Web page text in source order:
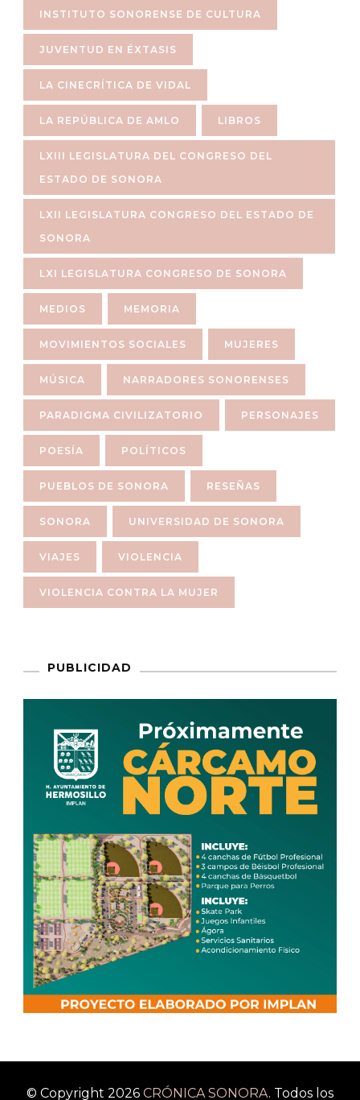
INSTITUTO SONORENSE DE CULTURA
JUVENTUD EN ÉXTASIS
LA CINECRÍTICA DE VIDAL
LA REPÚBLICA DE AMLO LIBROS
LXIII LEGISLATURA DEL CONGRESO DEL
ESTADO DE SONORA
LXII LEGISLATURA CONGRESO DEL ESTADO DE
SONORA
LXI LEGISLATURA CONGRESO DE SONORA
MEDIOS MEMORIA
MOVIMIENTOS SOCIALES MUJERES
MÚSICA NARRADORES SONORENSES
PARADIGMA CIVILIZATORIO PERSONAJES
POESÍA POLÍTICOS
PUEBLOS DE SONORA RESEÑAS
SONORA UNIVERSIDAD DE SONORA
VIAJES VIOLENCIA
VIOLENCIA CONTRA LA MUJER
PUBLICIDAD
© Copyright 2026 CRÓNICA SONORA. Todos los